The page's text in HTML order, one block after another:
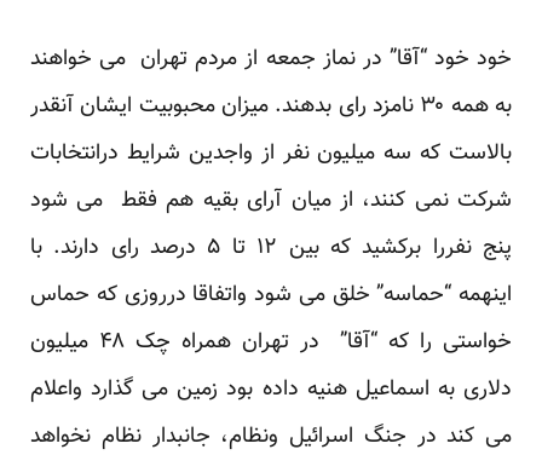
خود خود “آقا” در نماز جمعه از مردم تهران می خواهند
به همه ۳۰ نامزد رای بدهند. میزان محبوبیت ایشان آنقدر
بالاست که سه میلیون نفر از واجدین شرایط درانتخابات
شرکت نمی کنند، از میان آرای بقیه هم فقط می شود
پنج نفررا برکشید که بین ۱۲ تا ۵ درصد رای دارند. با
اینهمه “حماسه” خلق می شود واتفاقا درروزی که حماس
خواستی را که “آقا” در تهران همراه چک ۴۸ میلیون
دلاری به اسماعیل هنیه داده بود زمین می گذارد واعلام
می کند در جنگ اسرائیل ونظام، جانبدار نظام نخواهد